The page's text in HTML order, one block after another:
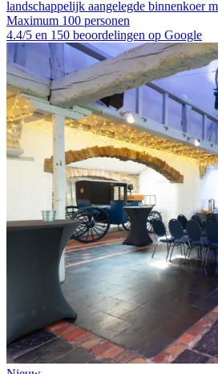
landschappelijk aangelegde binnenkoer
Maximum 100 personen
4.4/5 en 150 beoordelingen op Google